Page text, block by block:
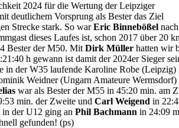
2024 für die Wertung der Leipziger
deutlichem Vorsprung als Bester das Ziel
Strecke stark. So warEric Binnebößel nach
dieses Laufes ist, schon 2017 über 20
Bester der M50. MitDirk Müller hatten wir
h gewann ist damit der 2024er Sieger
in der W35 laufende Karoline Robe (Leipzig)
Weidner (Ungarn Amateure Wermsdorf)
war als Bester der M55 in 45:20 min. am
min. der Zweite undCarl Weigend in
in der U12 ging anPhil Bachmann in 24:09
gefunden! (ps)